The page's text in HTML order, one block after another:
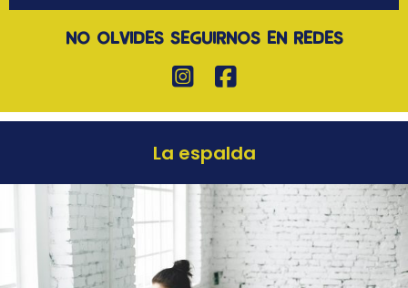
NO OLVIDES SEGUIRNOS EN REDES
La espalda